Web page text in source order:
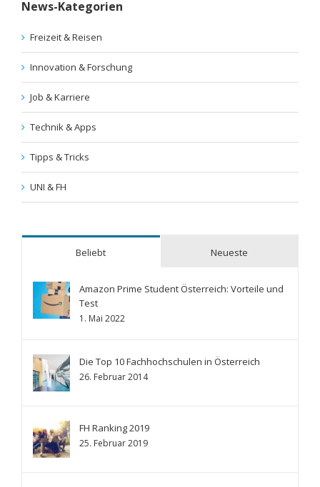
News-Kategorien
Freizeit & Reisen
Innovation & Forschung
Job & Karriere
Technik & Apps
Tipps & Tricks
UNI & FH
Beliebt Neueste
Amazon Prime Student Österreich: Vorteile und
Test
1. Mai 2022
Die Top 10 Fachhochschulen in Österreich
26. Februar 2014
FH Ranking 2019
25. Februar 2019